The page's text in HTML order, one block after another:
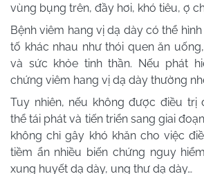
vùng bụng trên, đầy hơi, khó tiêu, ợ
Bệnh viêm hang vị dạ dày có thể
tố khác nhau như thói quen ăn
và sức khỏe tinh thần. Nếu phát
chứng viêm hang vị dạ dày thường
Tuy nhiên, nếu không được điều trị
thể tái phát và tiến triển sang giai
không chỉ gây khó khăn cho việc
tiềm ẩn nhiều biến chứng nguy
xung huyết dạ dày, ung thư dạ dày…